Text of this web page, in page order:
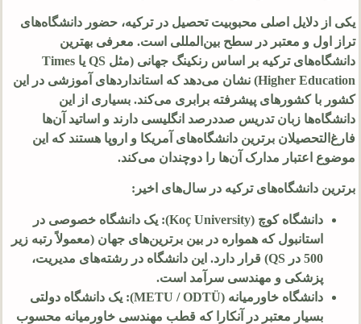
یکی از دلایل اصلی محبوبیت تحصیل در ترکیه، حضور دانشگاه‌های
تراز اول و معتبر در سطح بین‌المللی است. معرفی بهترین
دانشگاه‌های ترکیه بر اساس رنکینگ جهانی (مثل QS یا Times
Higher Education) نشان می‌دهد که استانداردهای آموزشی در این
کشور با کشورهای پیشرفته برابری می‌کند. بسیاری از این
دانشگاه‌ها زبان تدریس صددرصد انگلیسی دارند و اساتید آن‌ها
فارغ‌التحصیلان برترین دانشگاه‌های آمریکا و اروپا هستند که این
موضوع اعتبار مدارک آن‌ها را دوچندان می‌کند.
برترین دانشگاه‌های ترکیه در سال‌های اخیر:
دانشگاه کوچ (Koç University): یک دانشگاه خصوصی در
استانبول که همواره در بین برترین‌های جهان (معمولاً رتبه زیر
500
در QS) قرار دارد. این دانشگاه در رشته‌های مدیریت،
پزشکی و مهندسی سرآمد است.
دانشگاه خاورمیانه (METU / ODTÜ): یک دانشگاه دولتی
بسیار معتبر در آنکارا که قطب مهندسی خاورمیانه محسوب